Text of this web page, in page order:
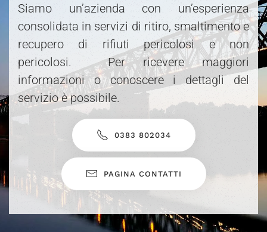
Siamo un’azienda con un’esperienza
consolidata in servizi di ritiro, smaltimento e
recupero di rifiuti pericolosi e non
pericolosi. Per ricevere maggiori
informazioni o conoscere i dettagli del
servizio è possibile.
0383 802034
PAGINA CONTATTI